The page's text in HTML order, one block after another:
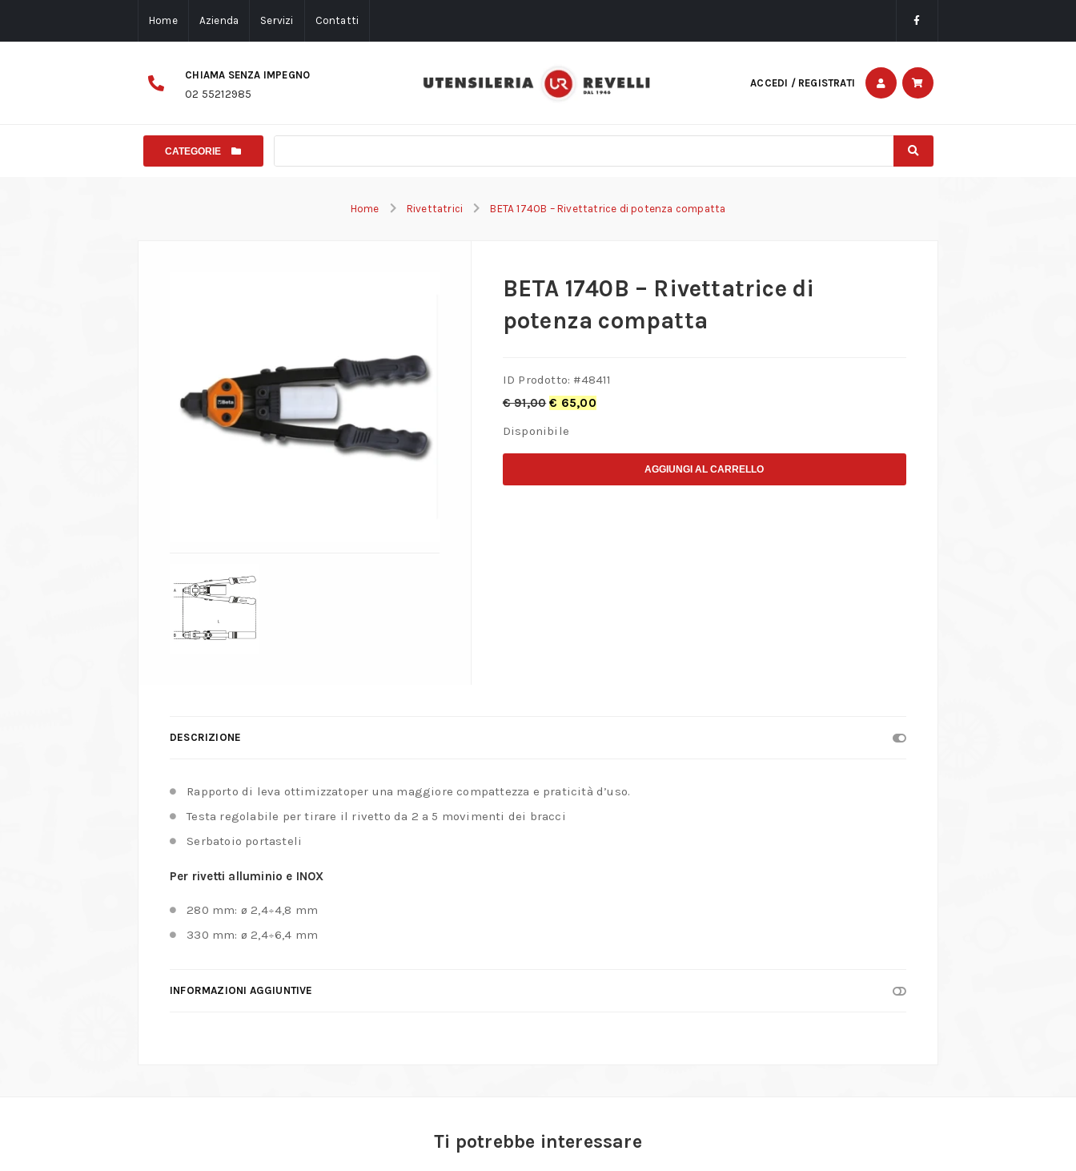
Home Azienda Servizi Contatti
CHIAMA SENZA IMPEGNO
02 55212985
ACCEDI / REGISTRATI
CATEGORIE
Home Rivettatrici BETA 1740B – Rivettatrice di potenza compatta
BETA 1740B – Rivettatrice di
potenza compatta
ID Prodotto: #48411
€91,00 € 65,00
Disponibile
AGGIUNGI AL CARRELLO
DESCRIZIONE
Rapporto di leva ottimizzatoper una maggiore compattezza e praticità d’uso.
Testa regolabile per tirare il rivetto da 2 a 5 movimenti dei bracci
Serbatoio portasteli
Per rivetti alluminio e INOX
280 mm: ø 2,4÷4,8 mm
330 mm: ø 2,4÷6,4 mm
INFORMAZIONI AGGIUNTIVE
Ti potrebbe interessare